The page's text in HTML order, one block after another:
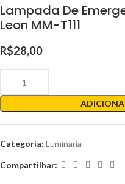
Lampada De
Leon MM-T111
R$28,00
Categoria: Luminaria
Compartilhar: